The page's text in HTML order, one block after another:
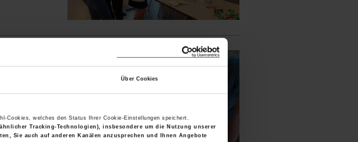
Über Cookies
Cookies, welches den Status Ihrer Cookie-Einstellungen speichert.
Tracking-Technologien), insbesondere um die Nutzung unserer
Sie auch auf anderen Kanälen anzusprechen und Ihnen Angebote
die